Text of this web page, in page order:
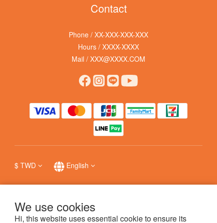
We use cookies
Hi, this website uses essential cookie to ensure its
Contact
Phone / XX-XXX-XXX-XXX
Hours / XXXX-XXXX
Mail / XXX@XXXX.COM
$ TWD English
提醒您，我們不會以電話或簡訊方式通知變更付款方式，防詐詳情